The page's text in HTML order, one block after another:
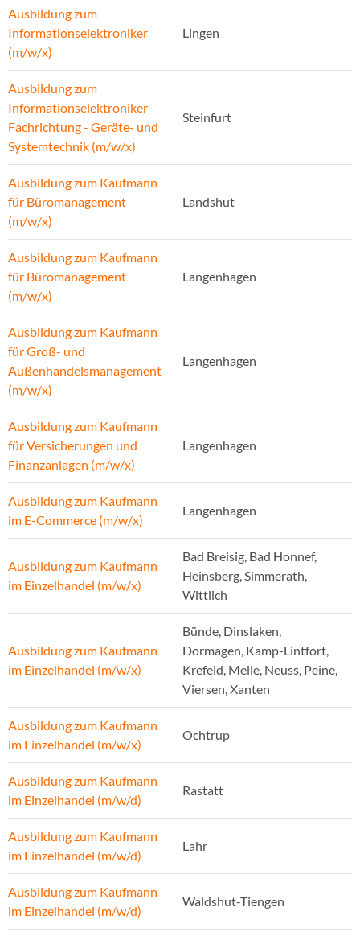
Ausbildung zum
Informationselektroniker
(m/w/x)
Lingen
Ausbildung zum
Informationselektroniker
Fachrichtung - Geräte- und
Systemtechnik (m/w/x)
Steinfurt
Ausbildung zum Kaufmann
für Büromanagement
(m/w/x)
Landshut
Ausbildung zum Kaufmann
für Büromanagement
(m/w/x)
Langenhagen
Ausbildung zum Kaufmann
für Groß- und
Außenhandelsmanagement
(m/w/x)
Langenhagen
Ausbildung zum Kaufmann
für Versicherungen und
Finanzanlagen (m/w/x)
Langenhagen
Ausbildung zum Kaufmann
im E-Commerce (m/w/x)
Langenhagen
Ausbildung zum Kaufmann
im Einzelhandel (m/w/x)
Bad Breisig, Bad Honnef,
Heinsberg, Simmerath,
Wittlich
Ausbildung zum Kaufmann
im Einzelhandel (m/w/x)
Bünde, Dinslaken,
Dormagen, Kamp-Lintfort,
Krefeld, Melle, Neuss, Peine,
Viersen, Xanten
Ausbildung zum Kaufmann
im Einzelhandel (m/w/x)
Ochtrup
Ausbildung zum Kaufmann
im Einzelhandel (m/w/d)
Rastatt
Ausbildung zum Kaufmann
im Einzelhandel (m/w/d)
Lahr
Ausbildung zum Kaufmann
im Einzelhandel (m/w/d)
Waldshut-Tiengen